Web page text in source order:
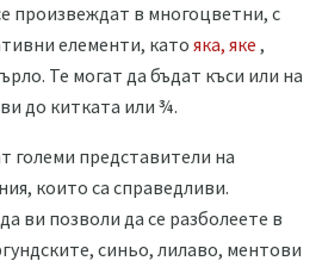
произвеждат в многоцветни, с
елементи, като яка, яке ,
Те могат да бъдат къси или на
до китката или ¾.
големи представители на
които са справедливи.
ви позволи да се разболеете в
синьо, лилаво, ментови